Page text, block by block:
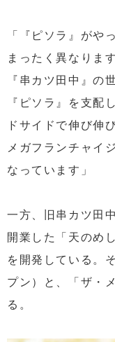
「『ピソラ』がや
まったく異なりま
『串カツ田中』の
『ピソラ』を支配
ドサイドで伸び伸
メガフランチャイ
なっています」
一方、旧串カツ田
開業した「天のめ
を開発している。
プン）と、「ザ・
る。